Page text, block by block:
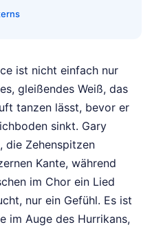
ist nicht einfach nur
gleißendes Weiß, das
tanzen lässt, bevor er
sinkt. Gary
die Zehenspitzen
Kante, während
im Chor ein Lied
nur ein Gefühl. Es ist
im Auge des Hurrikans,